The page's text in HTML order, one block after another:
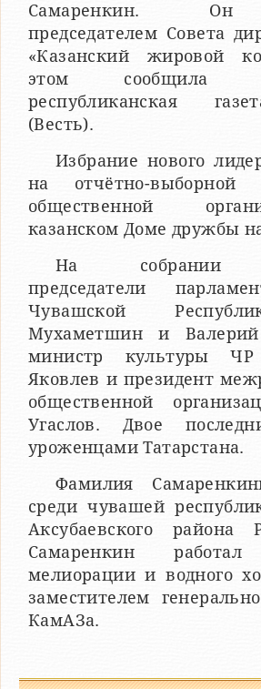
Самаренкин. Он
председателем Совета
«Казанский жировой
этом сообщила
республиканская
(Весть).
Избрание нового
на отчётно-выборной
общественной
казанском Доме дружбы
На собрании
председатели
Чувашской
Мухаметшин и
министр культуры ЧР
Яковлев и президент
общественной
Угаслов. Двое
уроженцами Татарстана.
Фамилия
среди чувашей
Аксубаевского района
Самаренкин
мелиорации и водного
заместителем
КамАЗа.